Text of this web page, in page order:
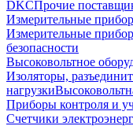
DKCПрочие
Измерительные
Измерительные
безопасности
Высоковольтное
Изоляторы,
нагрузки
Приборы контроля и
Счетчики